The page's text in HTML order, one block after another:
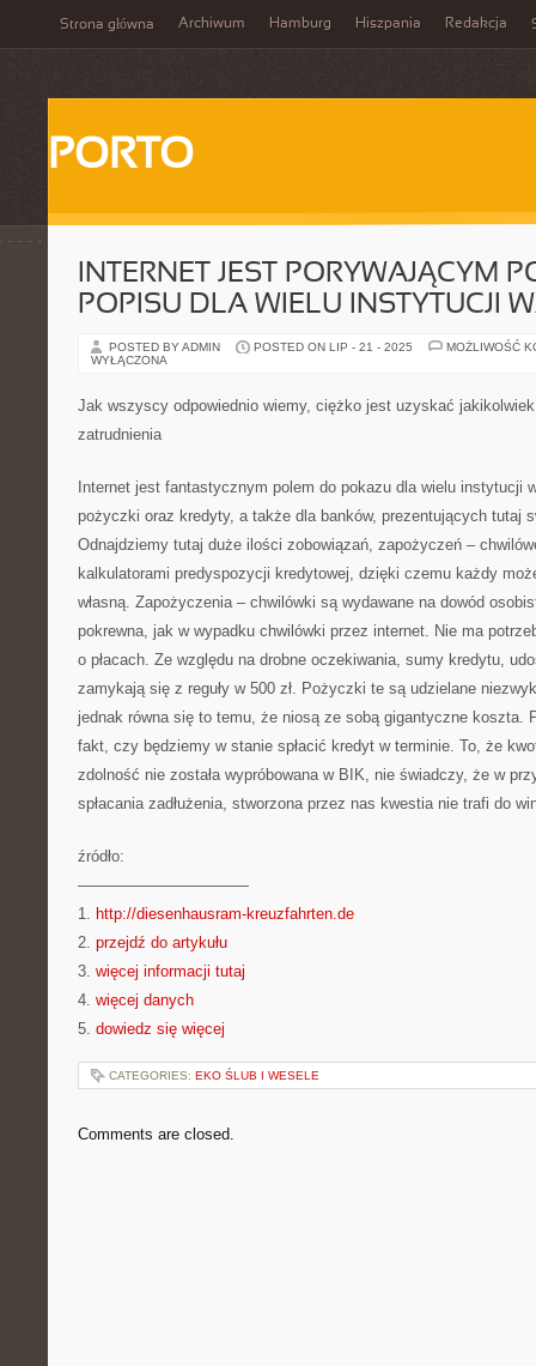
Strona główna Archiwum Hamburg Hiszpania Redakcja
PORTO
INTERNET JEST PORYWAJĄCYM
POPISU DLA WIELU INSTYTUCJI
POSTED BY ADMIN POSTED ON LIP - 21 - 2025
MOŻLIWOŚĆ
WYŁĄCZONA
Jak wszyscy odpowiednio wiemy, ciężko jest uzyskać
zatrudnienia
Internet jest fantastycznym polem do pokazu dla wielu instytucji
pożyczki oraz kredyty, a także dla banków, prezentujących tutaj
Odnajdziemy tutaj duże ilości zobowiązań, zapożyczeń –
kalkulatorami predyspozycji kredytowej, dzięki czemu każdy
własną. Zapożyczenia – chwilówki są wydawane na dowód
pokrewna, jak w wypadku chwilówki przez internet. Nie ma
o płacach. Ze względu na drobne oczekiwania, sumy kredytu,
zamykają się z reguły w 500 zł. Pożyczki te są udzielane
jednak równa się to temu, że niosą ze sobą gigantyczne koszta.
fakt, czy będziemy w stanie spłacić kredyt w terminie. To, że
zdolność nie została wypróbowana w BIK, nie świadczy, że w
spłacania zadłużenia, stworzona przez nas kwestia nie trafi do
źródło:
———————————
1. http://diesenhausram-kreuzfahrten.de
2. przejdź do artykułu
3. więcej informacji tutaj
4. więcej danych
5. dowiedz się więcej
CATEGORIES: EKO ŚLUB I WESELE
Comments are closed.